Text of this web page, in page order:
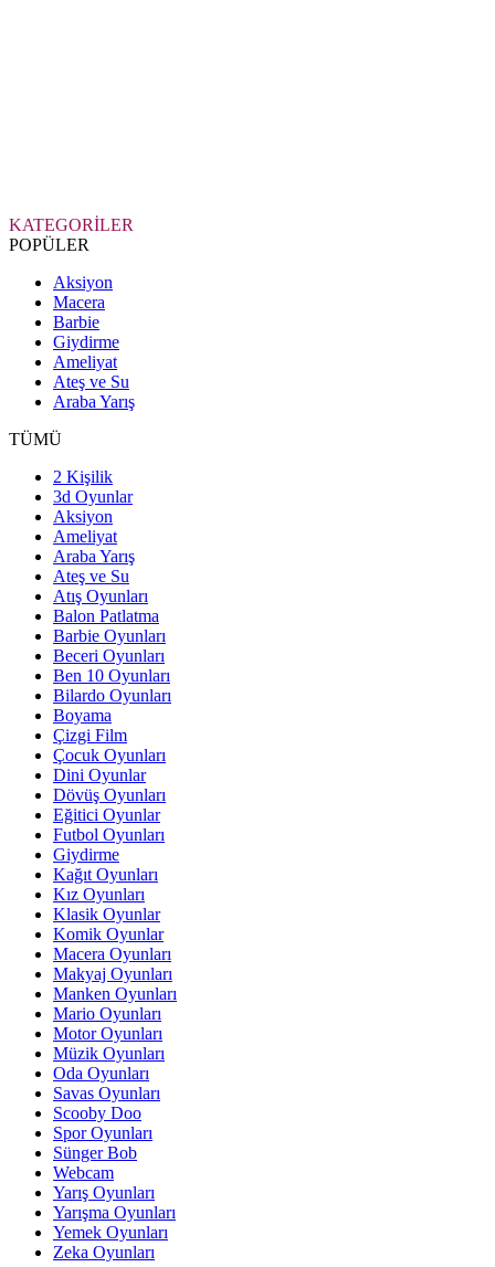
KATEGORİLER
POPÜLER
Aksiyon
Macera
Barbie
Giydirme
Ameliyat
Ateş ve Su
Araba Yarış
TÜMÜ
2 Kişilik
3d Oyunlar
Aksiyon
Ameliyat
Araba Yarış
Ateş ve Su
Atış Oyunları
Balon Patlatma
Barbie Oyunları
Beceri Oyunları
Ben 10 Oyunları
Bilardo Oyunları
Boyama
Çizgi Film
Çocuk Oyunları
Dini Oyunlar
Dövüş Oyunları
Eğitici Oyunlar
Futbol Oyunları
Giydirme
Kağıt Oyunları
Kız Oyunları
Klasik Oyunlar
Komik Oyunlar
Macera Oyunları
Makyaj Oyunları
Manken Oyunları
Mario Oyunları
Motor Oyunları
Müzik Oyunları
Oda Oyunları
Savas Oyunları
Scooby Doo
Spor Oyunları
Sünger Bob
Webcam
Yarış Oyunları
Yarışma Oyunları
Yemek Oyunları
Zeka Oyunları